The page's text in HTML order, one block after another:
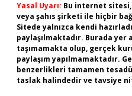
Yasal Uyarı: Bu internet
veya şahıs şirketi ile hiçbir
Sitede yalnızca kendi
paylaşılmaktadır. Burada
taşımamakta olup, gerçek
paylaşım yapılmamaktadır.
benzerlikleri tamamen
taslak halindedir ve tavsiye